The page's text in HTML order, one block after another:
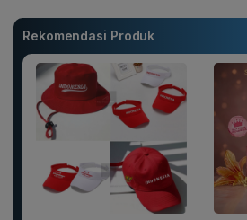
Rekomendasi Produk